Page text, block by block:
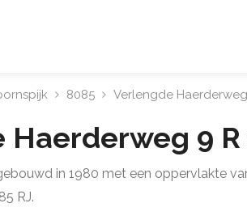
8085 Verlengde Haerderweg
9 R
in 1980 met een oppervlakte
RJ.